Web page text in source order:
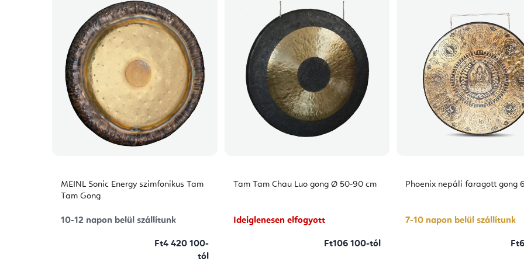
MEINL Sonic Energy szimfonikus Tam
Tam Gong
10-12 napon belül szállítunk
Ft4 420 100-
tól
Tam Tam Chau Luo gong Ø 50-90 cm
Ideiglenesen elfogyott
Ft106 100-tól
Phoenix nepáli faragott gong
7-10 napon belül szállítunk